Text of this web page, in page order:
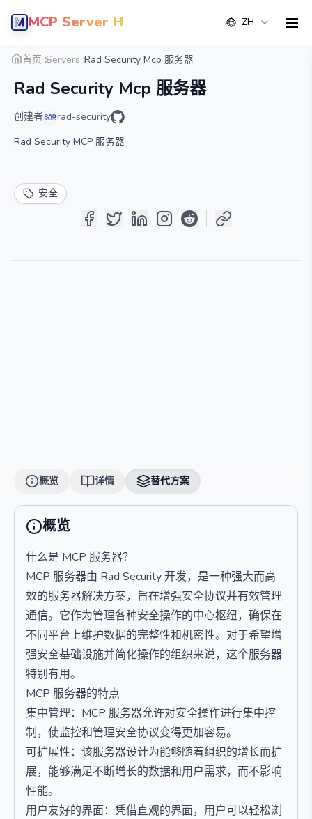
MCP Server Hub ZH
首页 Servers Rad Security Mcp 服务器
Rad Security Mcp 服务器
创建者
rad-security
Rad Security MCP 服务器
安全
概览 详情 替代方案
概览 详情 替代方案
概览
什么是 MCP 服务器？
MCP 服务器由 Rad Security 开发，是一种强大而高
效的服务器解决方案，旨在增强安全协议并有效管理
通信。它作为管理各种安全操作的中心枢纽，确保在
不同平台上维护数据的完整性和机密性。对于希望增
强安全基础设施并简化操作的组织来说，这个服务器
特别有用。
MCP 服务器的特点
集中管理：MCP 服务器允许对安全操作进行集中控
制，使监控和管理安全协议变得更加容易。
可扩展性：该服务器设计为能够随着组织的增长而扩
展，能够满足不断增长的数据和用户需求，而不影响
性能。
用户友好的界面：凭借直观的界面，用户可以轻松浏